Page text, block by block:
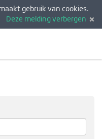
gebruik van cookies.
Deze melding verbergen